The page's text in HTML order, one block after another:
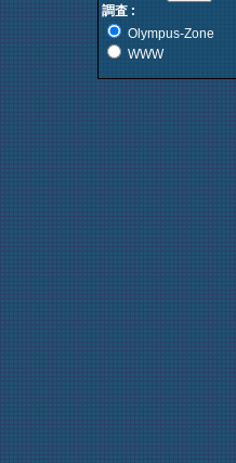
調査 :
Olympus-Zone
WWW